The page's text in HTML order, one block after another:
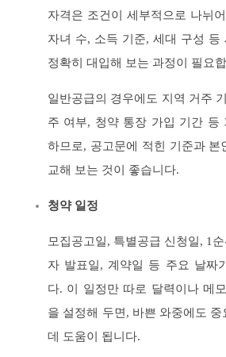
자격은 조건이 세부적으로 나뉘
자녀 수, 소득 기준, 세대 구성 등
정확히 대입해 보는 과정이 필요
일반공급의 경우에도 지역 거주
주 여부, 청약 통장 가입 기간 등
하므로, 공고문에 적힌 기준과 본
교해 보는 것이 좋습니다.
청약 일정
모집공고일, 특별공급 신청일, 1
자 발표일, 계약일 등 주요 날짜
다. 이 일정만 따로 달력이나 메
을 설정해 두면, 바쁜 와중에도
데 도움이 됩니다.